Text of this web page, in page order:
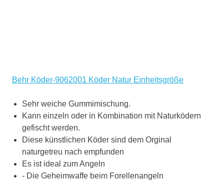
Behr Köder-9062001 Köder Natur Einheitsgröße
Sehr weiche Gummimischung.
Kann einzeln oder in Kombination mit Naturködern
gefischt werden.
Diese künstlichen Köder sind dem Orginal
naturgetreu nach empfunden
Es ist ideal zum Angeln
- Die Geheimwaffe beim Forellenangeln